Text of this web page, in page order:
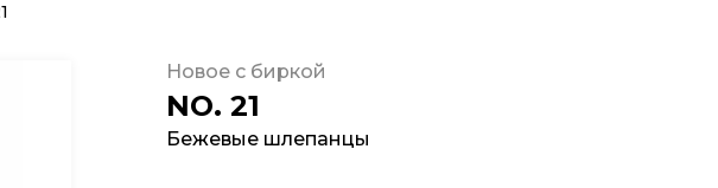
NO. 21
Бежевые шлепанцы
Новое с биркой